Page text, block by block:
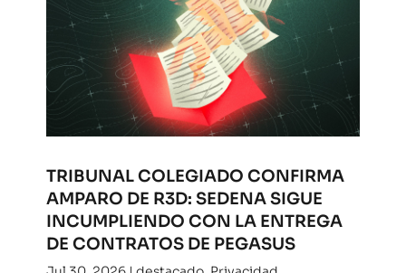
TRIBUNAL COLEGIADO CONFIRMA
AMPARO DE R3D: SEDENA SIGUE
INCUMPLIENDO CON LA ENTREGA
DE CONTRATOS DE PEGASUS